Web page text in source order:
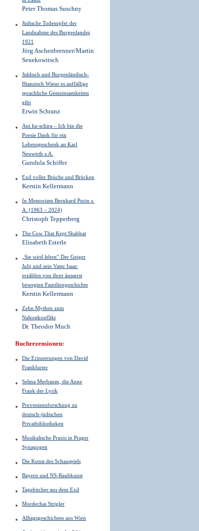
Peter Thomas Suschny
Jüdische Todesopfer der
Landnahme des Burgenlandes
1921
Jörg Aschenbrenner/Martin
Senekowitsch
Jiddisch und Burgenländisch-
Hianzisch Wieso es auffällige
sprachliche Gemeinsamkeiten
gibt
Erwin Schranz
Ani ha-schira – Ich bin die
Poesie Dank für ein
Lebensgeschenk an Karl
Neuwirth s.A.
Gundula Schiffer
Exil voller Brüche und Brücken
Kerstin Kellermann
In Memoriam Bernhard Purin s.
A. (1963 – 2024)
Christoph Tepperberg
The Cow That Kept Shabbat
Elisabeth Esterle
„Sie wird leben“ Der Geiger
Julij und sein Vater Isaac
erzählen von ihrer äusserst
bewegten Familiengeschichte
Kerstin Kellermann
Zehn Mythen zum
Nahostkonflikt
Dr. Theodor Much
Buchrezensionen:
Die Erinnerungen von David
Frankfurter
Selma Merbaum, die Anne
Frank der Lyrik
Provenienzforschung zu
deutsch-jüdischen
Privatbibliotheken
Musikalische Praxis in Prager
Synagogen
Die Kunst des Schauspiels
Bayern und NS-Raubkunst
Tagebücher aus dem Exil
Mordechai Strigler
Alltagsgeschichten aus Wien